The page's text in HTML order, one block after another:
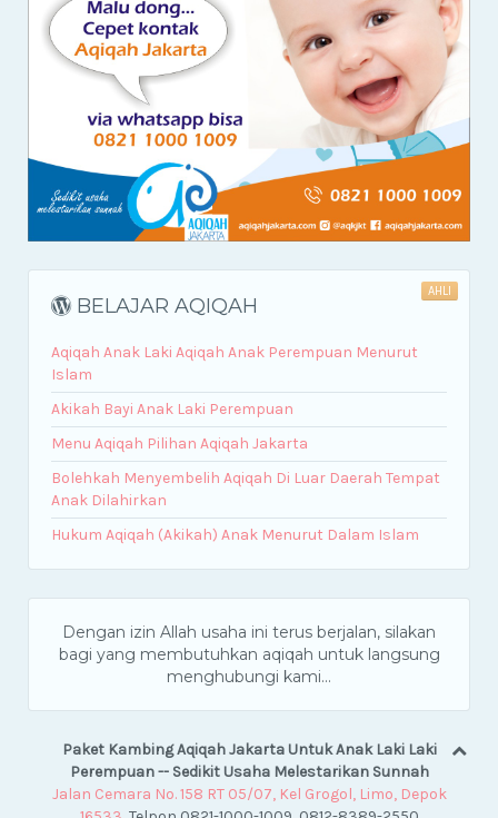
AHLI
BELAJAR AQIQAH
Aqiqah Anak Laki Aqiqah Anak Perempuan Menurut
Islam
Akikah Bayi Anak Laki Perempuan
Menu Aqiqah Pilihan Aqiqah Jakarta
Bolehkah Menyembelih Aqiqah Di Luar Daerah Tempat
Anak Dilahirkan
Hukum Aqiqah (Akikah) Anak Menurut Dalam Islam
Dengan izin Allah usaha ini terus berjalan, silakan
bagi yang membutuhkan aqiqah untuk langsung
menghubungi kami...
Paket Kambing Aqiqah Jakarta Untuk Anak Laki Laki
Perempuan -- Sedikit Usaha Melestarikan Sunnah
Jalan Cemara No. 158 RT 05/07, Kel Grogol, Limo, Depok